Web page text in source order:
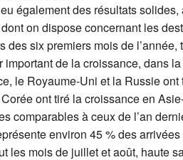
également des résultats
on dispose concernant les
six premiers mois de
important de la croissance, dans
le Royaume-Uni et la Russie
ont tiré la croissance en
comparables à ceux de l’an
environ 45 % des
les mois de juillet et août, haute